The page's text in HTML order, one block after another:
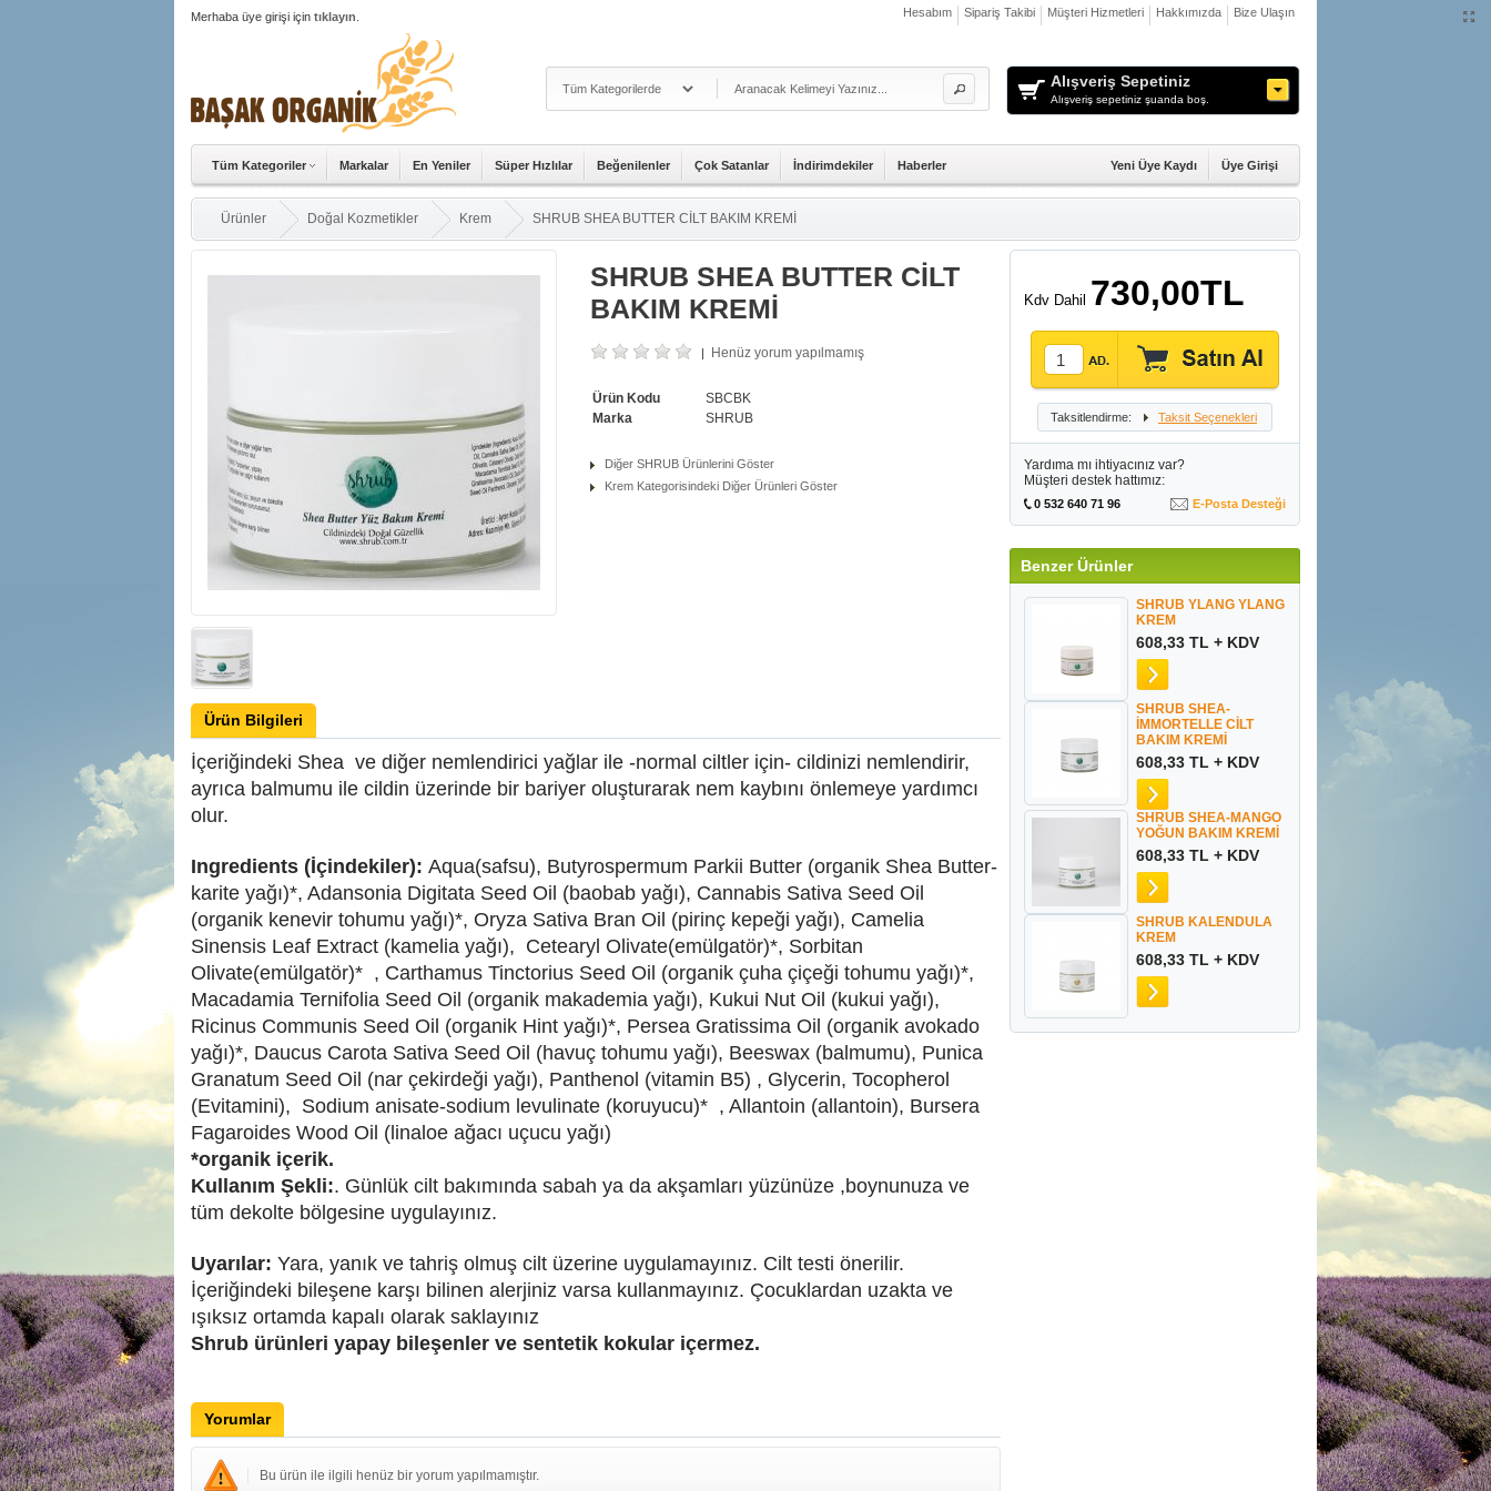
Merhaba üye girişi için tıklayın
Alışveriş Sepetiniz
Alışveriş sepetiniz şuanda boş.
Tüm Kategoriler Markalar En Yeniler Süper Hızlılar Beğenilenler Çok Satanlar İndirimdekiler Haberler Üye Girişi
Yeni Üye Kaydı
Bize Ulaşın
Hakkımızda
Müşteri Hizmetleri
Sipariş Takibi
Hesabım
Ürünler Doğal Kozmetikler Krem SHRUB SHEA BUTTER CİLT BAKIM KREMİ
SHRUB SHEA BUTTER CİLT
BAKIM KREMİ
| Henüz yorum yapılmamış
Ürün Kodu
SBCBK
Marka
SHRUB
Diğer SHRUB Ürünlerini Göster
Krem Kategorisindeki Diğer Ürünleri Göster
Ürün Bilgileri
İçeriğindeki Shea ve diğer nemlendirici yağlar ile -normal ciltler için- cildinizi nemlendirir,
ayrıca balmumu ile cildin üzerinde bir bariyer oluşturarak nem kaybını önlemeye yardımcı
olur.
Ingredients (İçindekiler): Aqua(safsu), Butyrospermum Parkii Butter (organik Shea Butter-
karite yağı)*, Adansonia Digitata Seed Oil (baobab yağı), Cannabis Sativa Seed Oil
(organik kenevir tohumu yağı)*, Oryza Sativa Bran Oil (pirinç kepeği yağı), Camelia
Sinensis Leaf Extract (kamelia yağı), Cetearyl Olivate(emülgatör)*, Sorbitan
Olivate(emülgatör)* , Carthamus Tinctorius Seed Oil (organik çuha çiçeği tohumu yağı)*,
Macadamia Ternifolia Seed Oil (organik makademia yağı), Kukui Nut Oil (kukui yağı),
Ricinus Communis Seed Oil (organik Hint yağı)*, Persea Gratissima Oil (organik avokado
yağı)*, Daucus Carota Sativa Seed Oil (havuç tohumu yağı), Beeswax (balmumu), Punica
Granatum Seed Oil (nar çekirdeği yağı), Panthenol (vitamin B5) , Glycerin, Tocopherol
(Evitamini), Sodium anisate-sodium levulinate (koruyucu)* , Allantoin (allantoin), Bursera
Fagaroides Wood Oil (linaloe ağacı uçucu yağı)
*organik içerik.
Kullanım Şekli:. Günlük cilt bakımında sabah ya da akşamları yüzünüze ,boynunuza ve
tüm dekolte bölgesine uygulayınız.
Uyarılar: Yara, yanık ve tahriş olmuş cilt üzerine uygulamayınız. Cilt testi önerilir.
İçeriğindeki bileşene karşı bilinen alerjiniz varsa kullanmayınız. Çocuklardan uzakta ve
ışıksız ortamda kapalı olarak saklayınız
Shrub ürünleri yapay bileşenler ve sentetik kokular içermez.
Kdv Dahil 730,00TL
Taksitlendirme: Taksit Seçenekleri
Yardıma mı ihtiyacınız var?
Müşteri destek hattımız:
0 532 640 71 96 E-Posta Desteği
Benzer Ürünler
SHRUB YLANG YLANG
KREM
608,33 TL + KDV
SHRUB SHEA-
İMMORTELLE CİLT
BAKIM KREMİ
608,33 TL + KDV
SHRUB SHEA-MANGO
YOĞUN BAKIM KREMİ
608,33 TL + KDV
SHRUB KALENDULA
KREM
608,33 TL + KDV
Yorumlar
Bu ürün ile ilgili henüz bir yorum yapılmamıştır.